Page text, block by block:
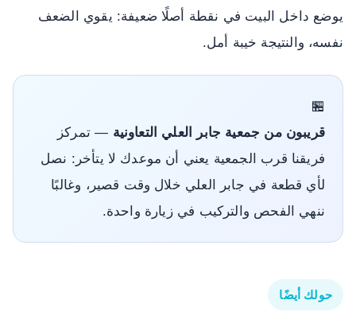
يوضع داخل البيت في نقطة أصلًا ضعيفة: يقوي الضعف
نفسه، والنتيجة خيبة أمل.
🏪
قريبون من جمعية جابر العلي التعاونية — تمركز
فريقنا قرب الجمعية يعني أن موعدك لا يتأخر: نصل
لأي قطعة في جابر العلي خلال وقت قصير، وغالبًا
ننهي الفحص والتركيب في زيارة واحدة.
حولك أيضًا